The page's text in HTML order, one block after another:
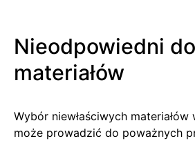
Nieodpowiedni
materiałów
Wybór niewłaściwych
może prowadzić do poważnych